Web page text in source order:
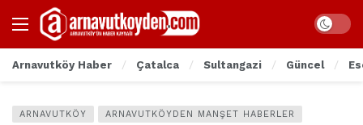
Arnavutköy Haber Çatalca Sultangazi Güncel
ARNAVUTKÖY ARNAVUTKÖYDEN MANŞET HABERLER